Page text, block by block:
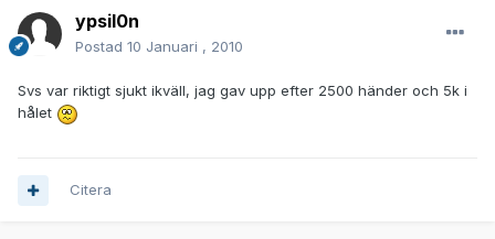
ypsil0n
Postad 10 Januari , 2010
Svs var riktigt sjukt ikväll, jag gav upp efter 2500 händer och 5k i
hålet
Citera